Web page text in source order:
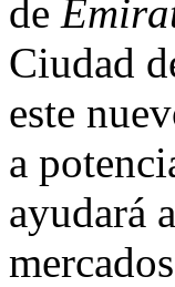
de
Ciudad
este
a
ayudará